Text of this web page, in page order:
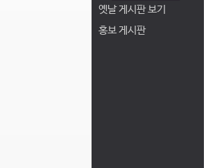
옛날 게시판 보기
홍보 게시판